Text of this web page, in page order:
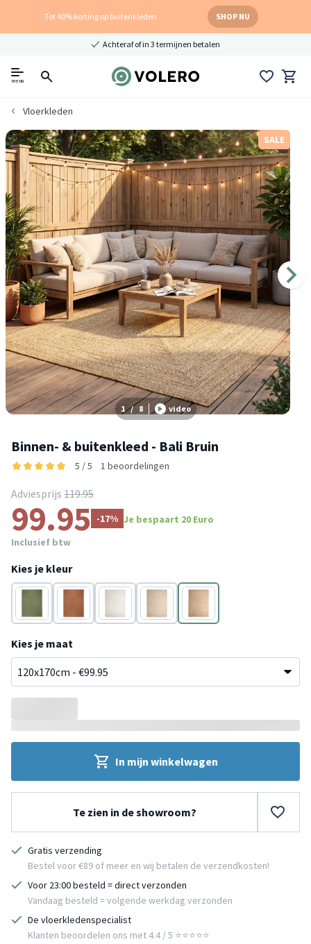
Tot 40% korting op buitenkleden SHOP NU
Achteraf of in 3 termijnen betalen
menu
Vloerkleden
SALE
1 / 8 video
Binnen- & buitenkleed - Bali Bruin
5 / 5 1 beoordelingen
Adviesprijs 119.95
99.95 -17% Je bespaart 20 Euro
Inclusief btw
Kies je kleur
Groen Terracotta
Wit Beige
Bruin
Kies je maat
In mijn winkelwagen
Te zien in de showroom?
Gratis verzending
Bestel voor €89 of meer en wij betalen de verzendkosten!
Voor 23:00 besteld = direct verzonden
Vandaag besteld = volgende werkdag verzonden
De vloerkledenspecialist
Klanten beoordelen ons met 4.4 / 5 ⭐⭐⭐⭐⭐